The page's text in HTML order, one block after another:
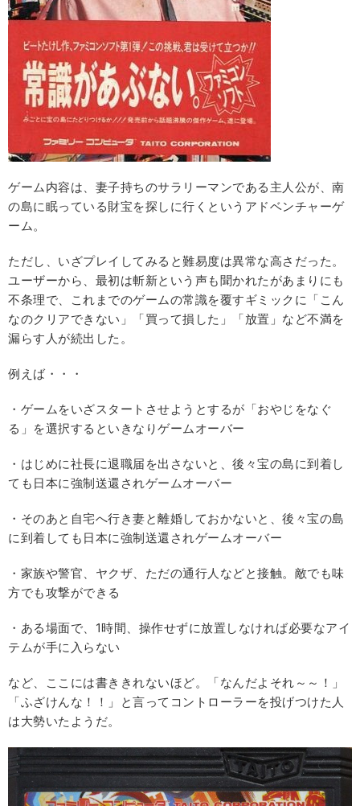
ゲーム内容は、妻子持ちのサラリーマンである主人公が、南
の島に眠っている財宝を探しに行くというアドベンチャーゲ
ーム。
ただし、いざプレイしてみると難易度は異常な高さだった。
ユーザーから、最初は斬新という声も聞かれたがあまりにも
不条理で、これまでのゲームの常識を覆すギミックに「こん
なのクリアできない」「買って損した」「放置」など不満を
漏らす人が続出した。
例えば・・・
・ゲームをいざスタートさせようとするが「おやじをなぐ
る」を選択するといきなりゲームオーバー
・はじめに社長に退職届を出さないと、後々宝の島に到着し
ても日本に強制送還されゲームオーバー
・そのあと自宅へ行き妻と離婚しておかないと、後々宝の島
に到着しても日本に強制送還されゲームオーバー
・家族や警官、ヤクザ、ただの通行人などと接触。敵でも味
方でも攻撃ができる
・ある場面で、1時間、操作せずに放置しなければ必要なアイ
テムが手に入らない
など、ここには書ききれないほど。「なんだよそれ～～！」
「ふざけんな！！」と言ってコントローラーを投げつけた人
は大勢いたようだ。